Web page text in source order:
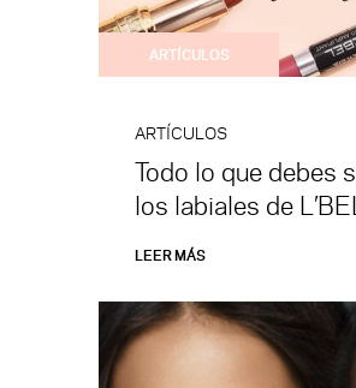
ARTÍCULOS
ARTÍCULOS
Todo lo que debes
los labiales de L’BEL
LEER MÁS